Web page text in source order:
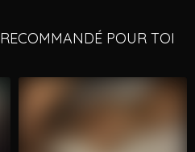
RECOMMANDÉ POUR TOI